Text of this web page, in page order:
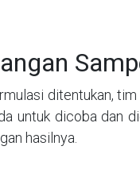
ditentukan,
untuk dicoba dan
hasilnya.